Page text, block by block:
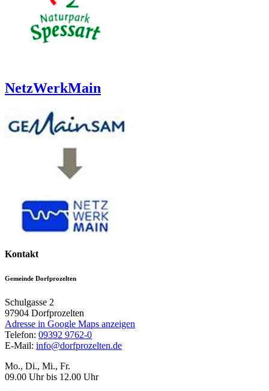
NetzWerkMain
Kontakt
Gemeinde Dorfprozelten
Schulgasse 2
97904 Dorfprozelten
Adresse in Google Maps anzeigen
Telefon: 09392 9762-0
E-Mail: info@dorfprozelten.de
Mo., Di., Mi., Fr.
09.00 Uhr bis 12.00 Uhr